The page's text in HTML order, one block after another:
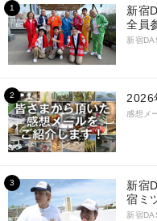
新宿
全員
新宿
2026
感想メ
新宿
宿ミ
新宿